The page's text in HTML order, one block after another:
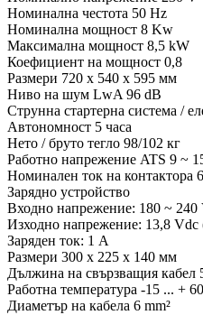
Номинална честота 50 Hz
Номинална мощност 8 Kw
Максимална мощност 8,5 kW
Коефициент на мощност 0,8
Размери 720 х 540 х 595 мм
Ниво на шум LwA 96 dB
Струнна стартерна система /
Автономност 5 часа
Нето / бруто тегло 98/102 кг
Работно напрежение ATS 9 ~
Номинален ток на контактора
Зарядно устройство
Входно напрежение: 180 ~ 240
Изходно напрежение: 13,8 Vdc
Заряден ток: 1 A
Размери 300 х 225 х 140 мм
Дължина на свързващия кабел
Работна температура -15 ... +
Диаметър на кабела 6 mm²